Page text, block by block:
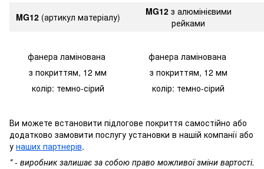
MG12 (артикул матеріалу) MG12з алюмінієвими
рейками
фанера ламінована
з покриттям, 12 мм
колір: темно-сірий
фанера ламінована
з покриттям, 12 мм
колір: темно-сірий
Ви можете встановити підлогове покриття самостійно або
додатково замовити послугу установки в нашій компанії або
у наших партнерів.
* - виробник залишає за собою право можливої зміни вартості.